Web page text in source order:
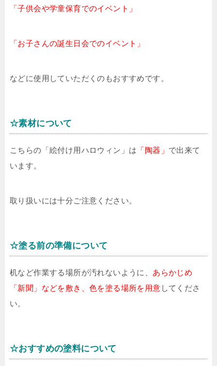
「子供会や学童保育でのイベント」
「お子さんの誕生日会でのイベント」
などに使用していただくのもおすすめです。
☆素材について
こちらの「絵付け用ハロウィン」は 「陶器」 で出来て
います。
取り扱いには十分ご注意ください。
☆塗る前の準備について
机など作業する場所が汚れないように、 あらかじめ
「新聞」などを敷き、色を塗る場所を用意 してくださ
い。
☆おすすめの塗料について